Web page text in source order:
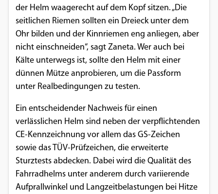
der Helm waagerecht auf dem Kopf sitzen. „Die
seitlichen Riemen sollten ein Dreieck unter dem
Ohr bilden und der Kinnriemen eng anliegen, aber
nicht einschneiden“, sagt Zaneta. Wer auch bei
Kälte unterwegs ist, sollte den Helm mit einer
dünnen Mütze anprobieren, um die Passform
unter Realbedingungen zu testen.
Ein entscheidender Nachweis für einen
verlässlichen Helm sind neben der verpflichtenden
CE-Kennzeichnung vor allem das GS-Zeichen
sowie das TÜV-Prüfzeichen, die erweiterte
Sturztests abdecken. Dabei wird die Qualität des
Fahrradhelms unter anderem durch variierende
Aufprallwinkel und Langzeitbelastungen bei Hitze